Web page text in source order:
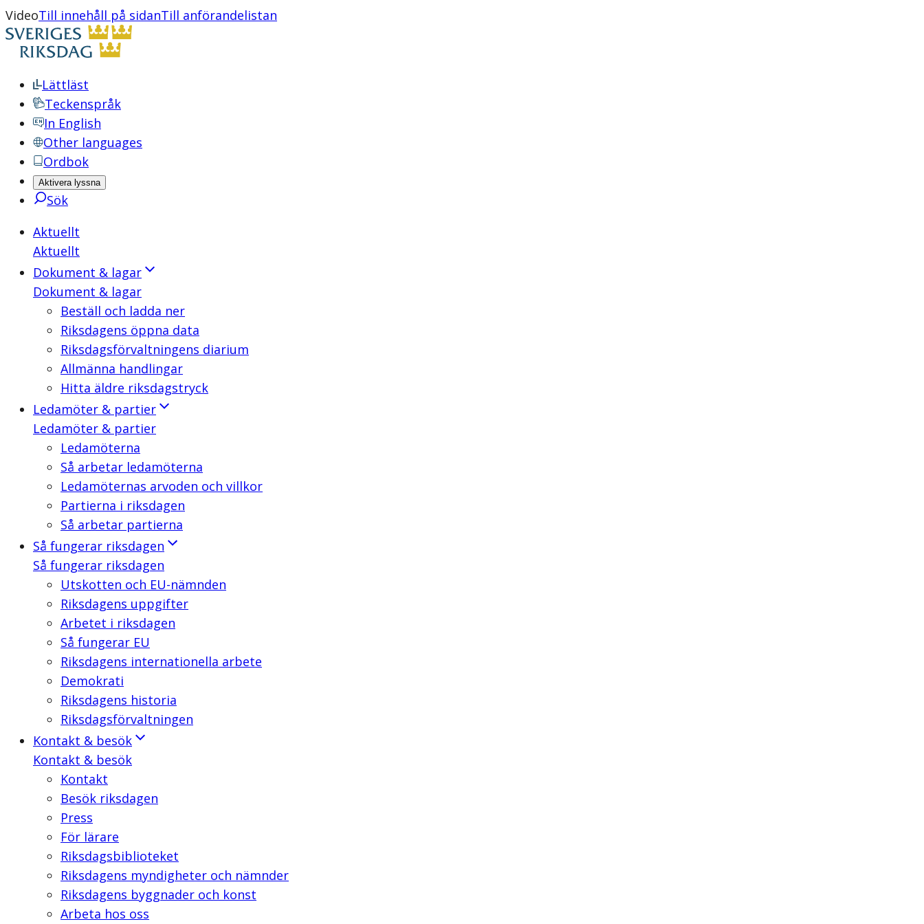
VideoTill innehåll på sidanTill anförandelistan
Lättläst
Teckenspråk
In English
Other languages
Ordbok
Aktivera lyssna
Sök
Aktuellt
Aktuellt
Dokument & lagar
Dokument & lagar
Beställ och ladda ner
Riksdagens öppna data
Riksdagsförvaltningens diarium
Allmänna handlingar
Hitta äldre riksdagstryck
Ledamöter & partier
Ledamöter & partier
Ledamöterna
Så arbetar ledamöterna
Ledamöternas arvoden och villkor
Partierna i riksdagen
Så arbetar partierna
Så fungerar riksdagen
Så fungerar riksdagen
Utskotten och EU-nämnden
Riksdagens uppgifter
Arbetet i riksdagen
Så fungerar EU
Riksdagens internationella arbete
Demokrati
Riksdagens historia
Riksdagsförvaltningen
Kontakt & besök
Kontakt & besök
Kontakt
Besök riksdagen
Press
För lärare
Riksdagsbiblioteket
Riksdagens myndigheter och nämnder
Riksdagens byggnader och konst
Arbeta hos oss